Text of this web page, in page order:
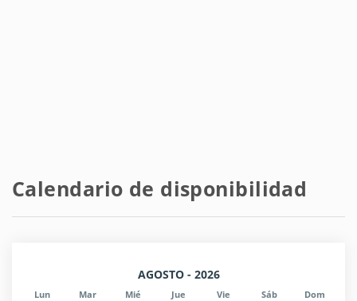
Calendario de disponibilidad
AGOSTO - 2026
Lun Mar Mié Jue Vie Sáb Dom